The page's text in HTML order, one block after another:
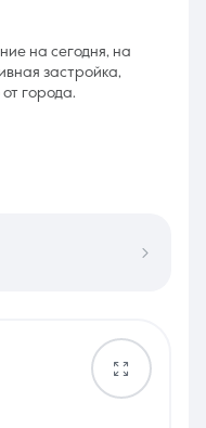
на сегодня, на
застройка,
города.